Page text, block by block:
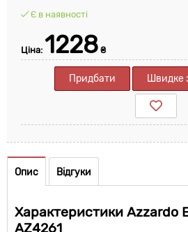
Є в наявності
Ціна: 1228 ₴
Придбати Швидке
Опис Відгуки
Характеристики Azzardo
AZ4261